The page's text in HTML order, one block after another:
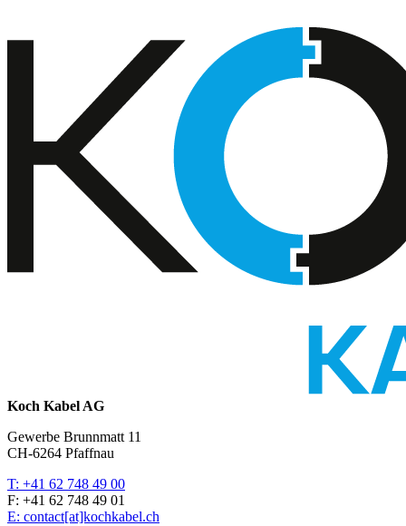
Koch Kabel AG
Gewerbe Brunnmatt 11
CH-6264 Pfaffnau
T: +41 62 748 49 00
F: +41 62 748 49 01
E: contact[at]kochkabel.ch